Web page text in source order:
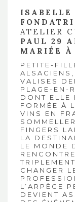
ISABELLE
ATELIER
PAUL 29
MARIÉE À
PETITE-
VALISES
PLAGE-EN-
DONT ELLE
FORMÉE À
VINS EN
FINGERS
LA
LE MONDE
CHANGER
L’ARPÈGE
DEVIENT